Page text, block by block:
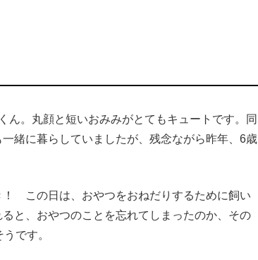
。丸顔と短いおみみがとてもキュートです。同
緒に暮らしていましたが、残念ながら昨年、6歳
この日は、おやつをおねだりするために飼い
と、おやつのことを忘れてしまったのか、その
です。